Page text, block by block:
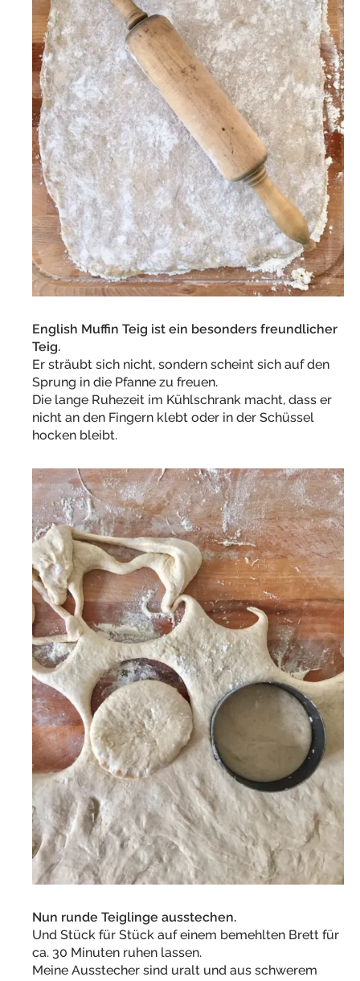
English Muffin Teig ist ein besonders freundlicher
Teig.
Er sträubt sich nicht, sondern scheint sich auf den
Sprung in die Pfanne zu freuen.
Die lange Ruhezeit im Kühlschrank macht, dass er
nicht an den Fingern klebt oder in der Schüssel
hocken bleibt.
Nun runde Teiglinge ausstechen.
Und Stück für Stück auf einem bemehlten Brett für
ca. 30 Minuten ruhen lassen.
Meine Ausstecher sind uralt und aus schwerem